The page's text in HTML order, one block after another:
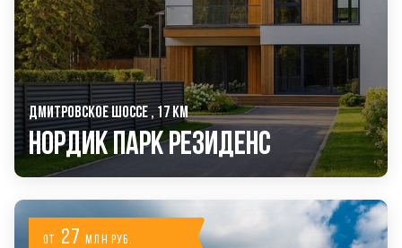
ДМИТРОВСКОЕ ШОССЕ , 17 КМ
Нордик Парк Резиденс
от 27млн руб.